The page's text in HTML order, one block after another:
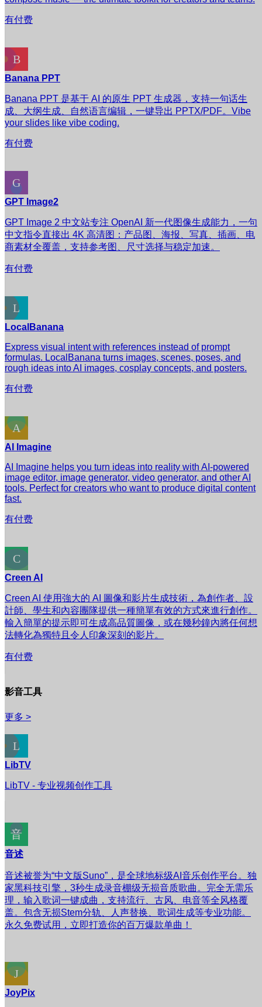
有付费
Banana PPT
Banana PPT 是基于 AI 的原生 PPT 生成器，支持一句话生
成、大纲生成、自然语言编辑，一键导出 PPTX/PDF。Vibe
your slides like vibe coding.
有付费
GPT Image2
GPT Image 2 中文站专注 OpenAI 新一代图像生成能力，一句
中文指令直接出 4K 高清图：产品图、海报、写真、插画、电
商素材全覆盖，支持参考图、尺寸选择与稳定加速。
有付费
LocalBanana
Express visual intent with references instead of prompt
formulas. LocalBanana turns images, scenes, poses, and
rough ideas into AI images, cosplay concepts, and posters.
有付费
AI Imagine
AI Imagine helps you turn ideas into reality with AI-powered
image editor, image generator, video generator, and other AI
tools. Perfect for creators who want to produce digital content
fast.
有付费
Creen AI
Creen AI 使用強大的 AI 圖像和影片生成技術，為創作者、設
計師、學生和內容團隊提供一種簡單有效的方式來進行創作。
輸入簡單的提示即可生成高品質圖像，或在幾秒鐘內將任何想
法轉化為獨特且令人印象深刻的影片。
有付费
影音工具
更多 >
LibTV
LibTV - 专业视频创作工具
音述
音述被誉为“中文版Suno”，是全球地标级AI音乐创作平台。独
家黑科技引擎，3秒生成录音棚级无损音质歌曲。完全无需乐
理，输入歌词一键成曲，支持流行、古风、电音等全风格覆
盖。包含无损Stem分轨、人声替换、歌词生成等专业功能。
永久免费试用，立即打造你的百万爆款单曲！
JoyPix